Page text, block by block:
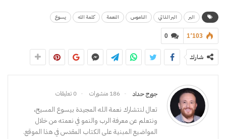
البر البر الذاتي الناموس النعمة كلمة الله يسوع
0 1٬103
شارك
جورج حداد 186 منشورات 0 تعليقات
تعال لنتشارك نعمة الله المجيدة بيسوع المسيح،
ونتعلم عن معرفة الرب والنمو في نعمته من خلال
المواضيع المبنية على الكتاب المقدس في هذا الموقع.